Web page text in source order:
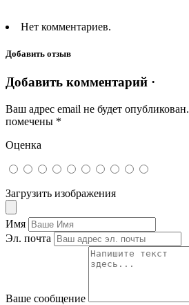
Нет комментариев.
Добавить отзыв
Добавить комментарий ·
Ваш адрес email не будет опубликован.
помечены *
Оценка
Загрузить изображения
Имя
Эл. почта
Ваше сообщение